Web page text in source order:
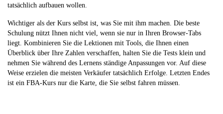
tatsächlich aufbauen wollen.
Wichtiger als der Kurs selbst ist, was Sie mit ihm machen. Die beste
Schulung nützt Ihnen nicht viel, wenn sie nur in Ihren Browser-Tabs
liegt. Kombinieren Sie die Lektionen mit Tools, die Ihnen einen
Überblick über Ihre Zahlen verschaffen, halten Sie die Tests klein und
nehmen Sie während des Lernens ständige Anpassungen vor. Auf diese
Weise erzielen die meisten Verkäufer tatsächlich Erfolge. Letzten Endes
ist ein FBA-Kurs nur die Karte, die Sie selbst fahren müssen.